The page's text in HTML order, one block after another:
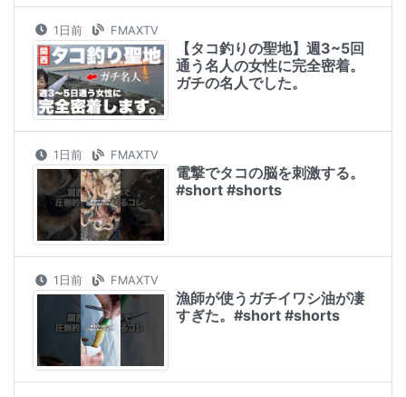
1日前 FMAXTV
【タコ釣りの聖地】週3~5回
通う名人の女性に完全密着。
ガチの名人でした。
1日前 FMAXTV
電撃でタコの脳を刺激する。
#short #shorts
1日前 FMAXTV
漁師が使うガチイワシ油が凄
すぎた。#short #shorts